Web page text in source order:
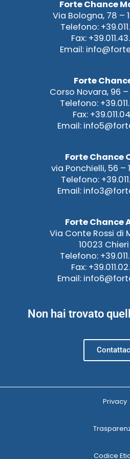
Forte Chance
Via Bologna, 78 –
Telefono:
Fax:
Email:
Forte
Corso Novara, 96 –
Telefono:
Fax:
Email:
Forte Chance
via Ponchielli, 56 –
Telefono:
Email:
Forte Chance
Via Conte Rossi di
10023
Telefono:
Fax:
Email:
Non hai trovato
Privacy
Codice